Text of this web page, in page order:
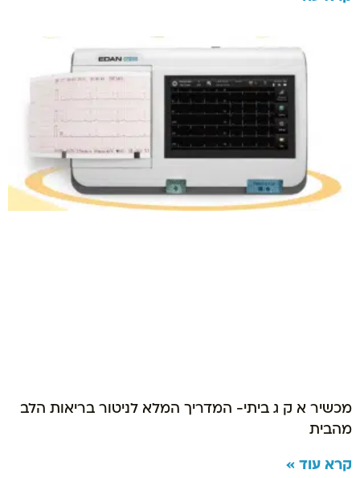
מכשיר א ק ג ביתי- המדריך המלא לניטור בריאות הלב
מהבית
קרא עוד »